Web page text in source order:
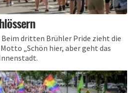
dritten Brühler Pride zieht die
„Schön hier, aber geht das